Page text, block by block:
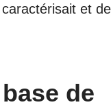
et de
de